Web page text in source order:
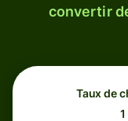
convertir
Taux de